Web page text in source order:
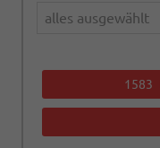
alles ausgewählt
1583